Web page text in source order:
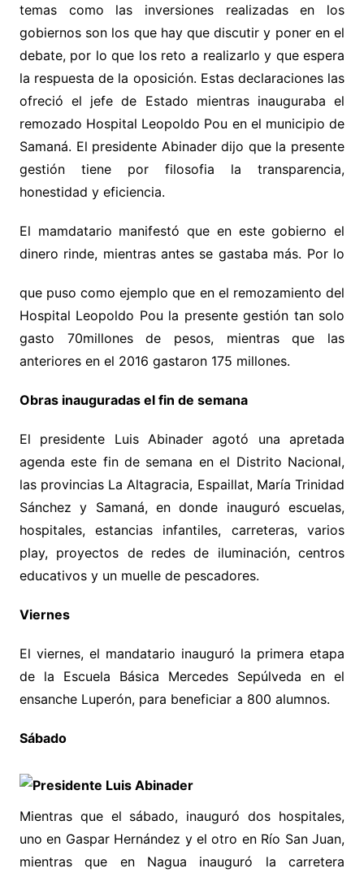
temas como las inversiones realizadas en los
gobiernos son los que hay que discutir y poner en el
debate, por lo que los reto a realizarlo y que espera
la respuesta de la oposición. Estas declaraciones las
ofreció el jefe de Estado mientras inauguraba el
remozado Hospital Leopoldo Pou en el municipio de
Samaná. El presidente Abinader dijo que la presente
gestión tiene por filosofia la transparencia,
honestidad y eficiencia.
El mamdatario manifestó que en este gobierno el
dinero rinde, mientras antes se gastaba más. Por lo
que puso como ejemplo que en el remozamiento del
Hospital Leopoldo Pou la presente gestión tan solo
gasto 70millones de pesos, mientras que las
anteriores en el 2016 gastaron 175 millones.
Obras inauguradas el fin de semana
El presidente Luis Abinader agotó una apretada
agenda este fin de semana en el Distrito Nacional,
las provincias La Altagracia, Espaillat, María Trinidad
Sánchez y Samaná, en donde inauguró escuelas,
hospitales, estancias infantiles, carreteras, varios
play, proyectos de redes de iluminación, centros
educativos y un muelle de pescadores.
Viernes
El viernes, el mandatario inauguró la primera etapa
de la Escuela Básica Mercedes Sepúlveda en el
ensanche Luperón, para beneficiar a 800 alumnos.
Sábado
Mientras que el sábado, inauguró dos hospitales,
uno en Gaspar Hernández y el otro en Río San Juan,
mientras que en Nagua inauguró la carretera